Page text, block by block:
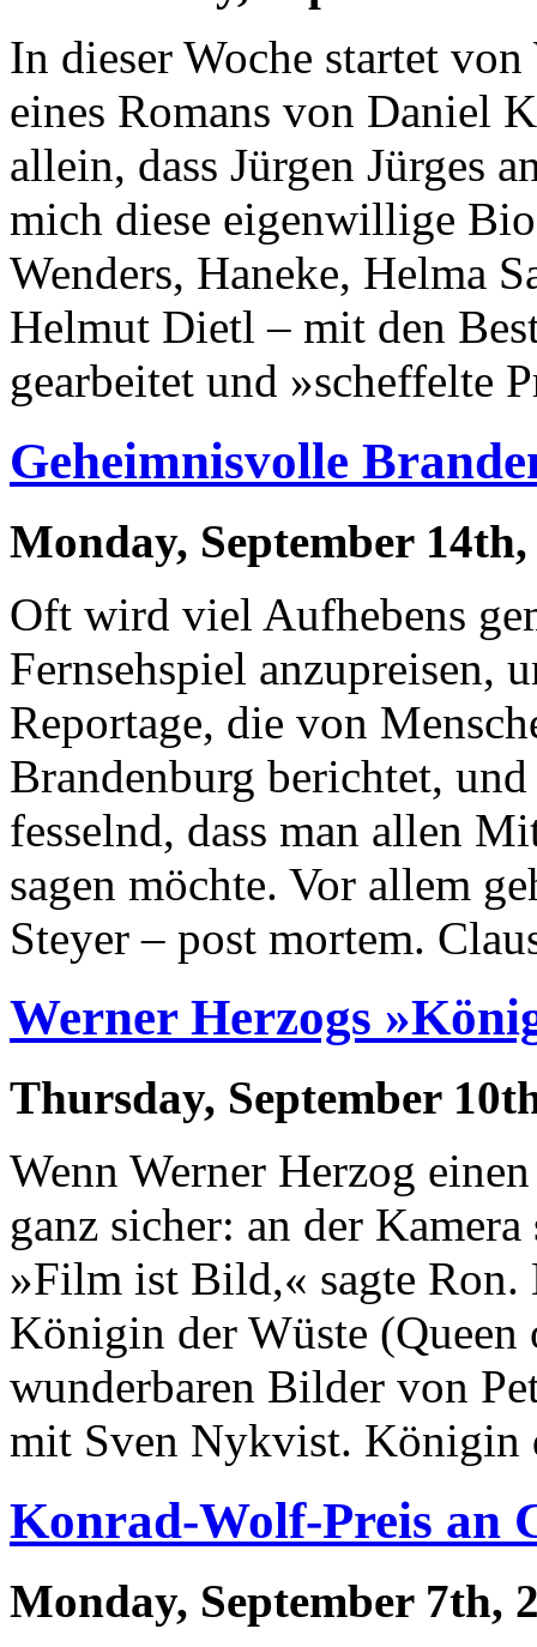
In dieser Woche startet
eines Romans von Daniel
allein, dass Jürgen Jürges
mich diese eigenwillige
Wenders, Haneke, Helma
Helmut Dietl – mit den
gearbeitet und »scheffelte
Geheimnisvolle
Monday, September 14th,
Oft wird viel Aufhebens
Fernsehspiel anzupreisen,
Reportage, die von
Brandenburg berichtet,
fesselnd, dass man allen
sagen möchte. Vor allem
Steyer – post mortem.
Werner Herzogs
Thursday, September
Wenn Werner Herzog
ganz sicher: an der
»Film ist Bild,« sagte
Königin der Wüste (Queen
wunderbaren Bilder von
mit Sven Nykvist.
Konrad-Wolf-Preis an
Monday, September 7th,